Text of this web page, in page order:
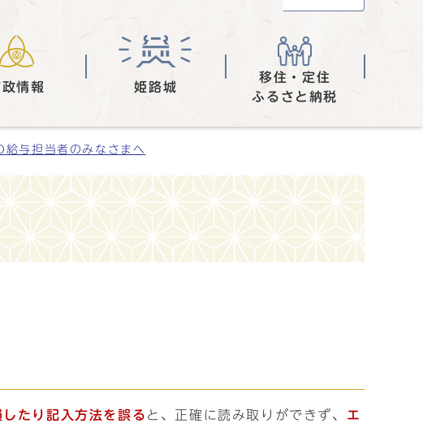
情報 姫路城
移住・定住
ふるさと納税
給与担当者のみなさまへ
たり記入方法を誤る と、正確に読み取りができず、 エ